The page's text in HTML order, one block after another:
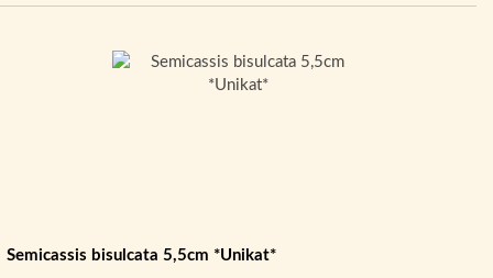
Semicassis bisulcata 5,5cm *Unikat*